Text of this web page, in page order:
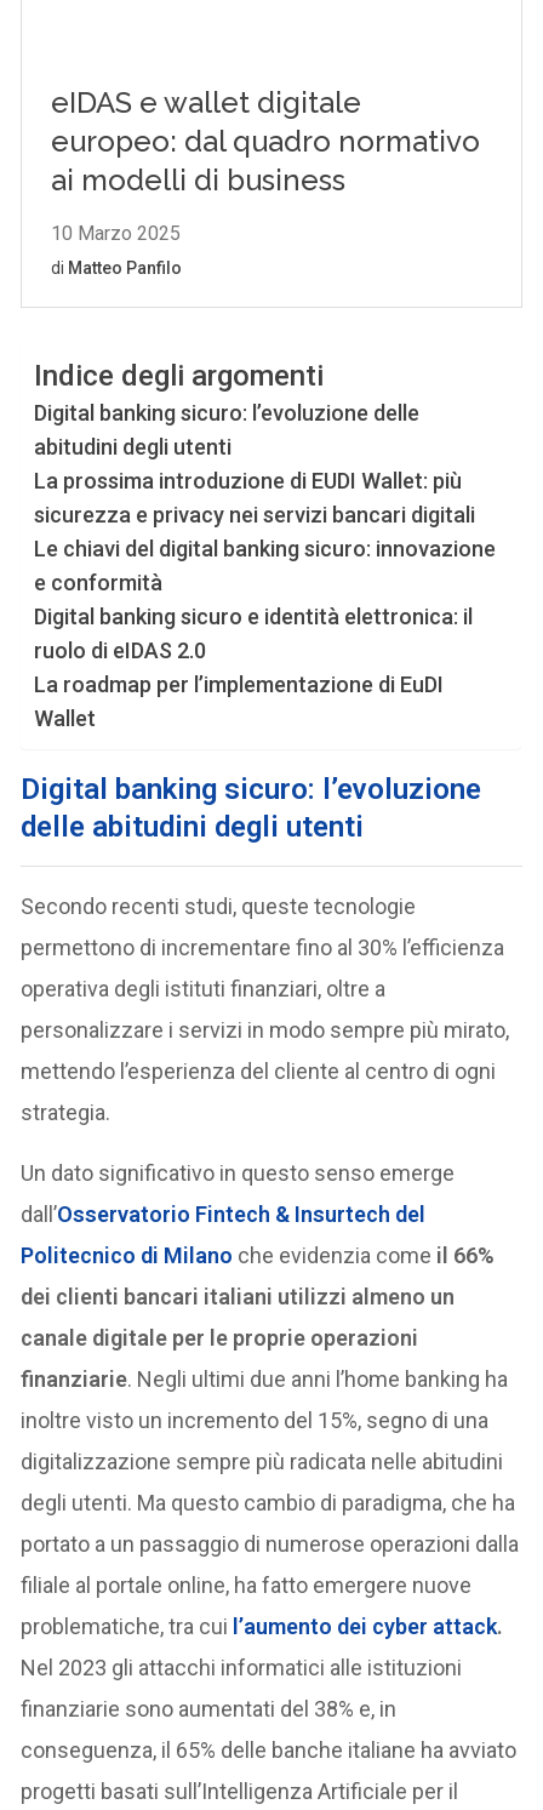
Indice degli argomenti
Digital banking sicuro: l’evoluzione delle
abitudini degli utenti
La prossima introduzione di EUDI Wallet: più
sicurezza e privacy nei servizi bancari digitali
Le chiavi del digital banking sicuro: innovazione
e conformità
Digital banking sicuro e identità elettronica: il
ruolo di eIDAS 2.0
La roadmap per l’implementazione di EuDI
Wallet
Digital banking sicuro: l’evoluzione
delle abitudini degli utenti
Secondo recenti studi, queste tecnologie
permettono di incrementare fino al 30% l’efficienza
operativa degli istituti finanziari, oltre a
personalizzare i servizi in modo sempre più mirato,
mettendo l’esperienza del cliente al centro di ogni
strategia.
Un dato significativo in questo senso emerge
dall’Osservatorio Fintech & Insurtech del
Politecnico di Milano che evidenzia come il 66%
dei clienti bancari italiani utilizzi almeno un
canale digitale per le proprie operazioni
finanziarie. Negli ultimi due anni l’home banking ha
inoltre visto un incremento del 15%, segno di una
digitalizzazione sempre più radicata nelle abitudini
degli utenti. Ma questo cambio di paradigma, che ha
portato a un passaggio di numerose operazioni dalla
filiale al portale online, ha fatto emergere nuove
problematiche, tra cui l’aumento dei cyber attack.
Nel 2023 gli attacchi informatici alle istituzioni
finanziarie sono aumentati del 38% e, in
conseguenza, il 65% delle banche italiane ha avviato
progetti basati sull’Intelligenza Artificiale per il